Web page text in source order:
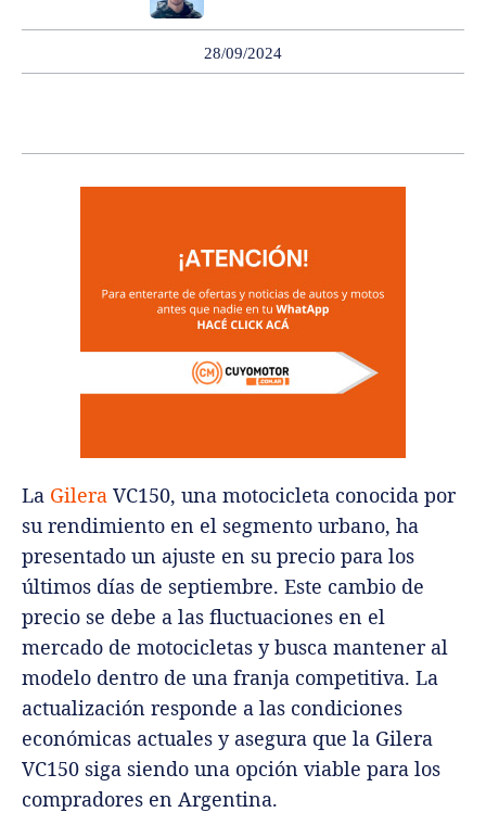
28/09/2024
La Gilera VC150, una motocicleta conocida por
su rendimiento en el segmento urbano, ha
presentado un ajuste en su precio para los
últimos días de septiembre. Este cambio de
precio se debe a las fluctuaciones en el
mercado de motocicletas y busca mantener al
modelo dentro de una franja competitiva. La
actualización responde a las condiciones
económicas actuales y asegura que la Gilera
VC150 siga siendo una opción viable para los
compradores en Argentina.